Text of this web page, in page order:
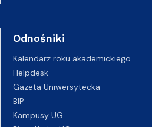
Odnośniki
Kalendarz roku akademickiego
Helpdesk
Gazeta Uniwersytecka
BIP
Kampusy UG